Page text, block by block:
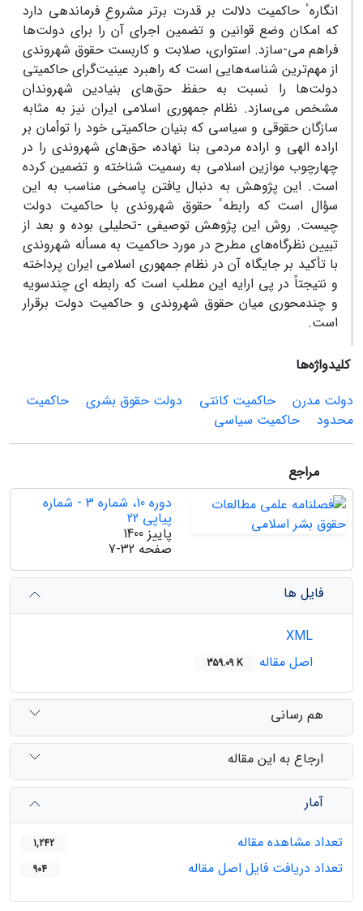
انگارهٴ حاکمیت دلالت بر قدرت برتر مشروعِ فرماندهی دارد
که امکان وضع قوانین و تضمین اجرای آن را برای دولت‌ها
فراهم می-سازد. استواری، صلابت و کاربست حقوق شهروندی
از مهم‌ترین شناسه‌هایی است که راهبرد عینیت‌گرای حاکمیتی
دولت‌ها را نسبت به حفظ حق‌های بنیادین شهروندان
مشخص می‌سازد. نظام جمهوری اسلامی ایران نیز به مثابه
سازگان حقوقی و سیاسی که بنیان حاکمیتی خود را توأمان بر
اراده الهی و اراده مردمی بنا نهاده، حق‌های شهروندی را در
چهارچوب موازین اسلامی به رسمیت شناخته و تضمین کرده
است. این پژوهش به دنبال یافتن پاسخی مناسب به این
سؤال است که رابطهٴ حقوق شهروندی با حاکمیت دولت
چیست. روش این پژوهش توصیفی -تحلیلی بوده و بعد از
تبیین نظرگاه‌های مطرح در مورد حاکمیت به مسأله شهروندی
با تأکید بر جایگاه آن در نظام جمهوری اسلامی ایران پرداخته
و نتیجتاً در پی ارایه این مطلب است که رابطه ای چندسویه
و چندمحوری میان حقوق شهروندی و حاکمیت دولت برقرار
است.
کلیدواژه‌ها
دولت مدرن
حاکمیت کانتی دولت حقوق بشری
حاکمیت
محدود
حاکمیت سیاسی
مراجع
دوره 10، شماره 3 - شماره
پیاپی 22
پاییز 1400
صفحه 7-32
فایل ها
اصل مقاله
359.09 K
هم رسانی
ارجاع به این مقاله
آمار
تعداد مشاهده مقاله
1,242
تعداد دریافت فایل اصل مقاله 904